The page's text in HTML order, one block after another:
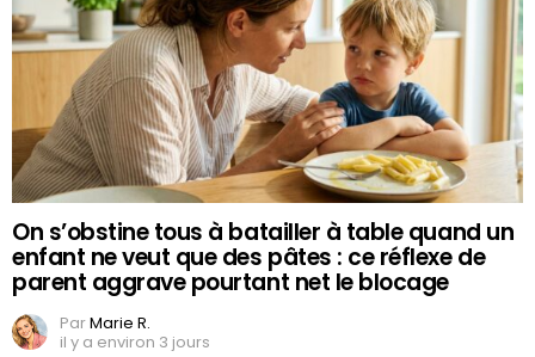
On s’obstine tous à batailler à table quand un
enfant ne veut que des pâtes : ce réflexe de
parent aggrave pourtant net le blocage
ParMarie R.
il y a environ 3 jours